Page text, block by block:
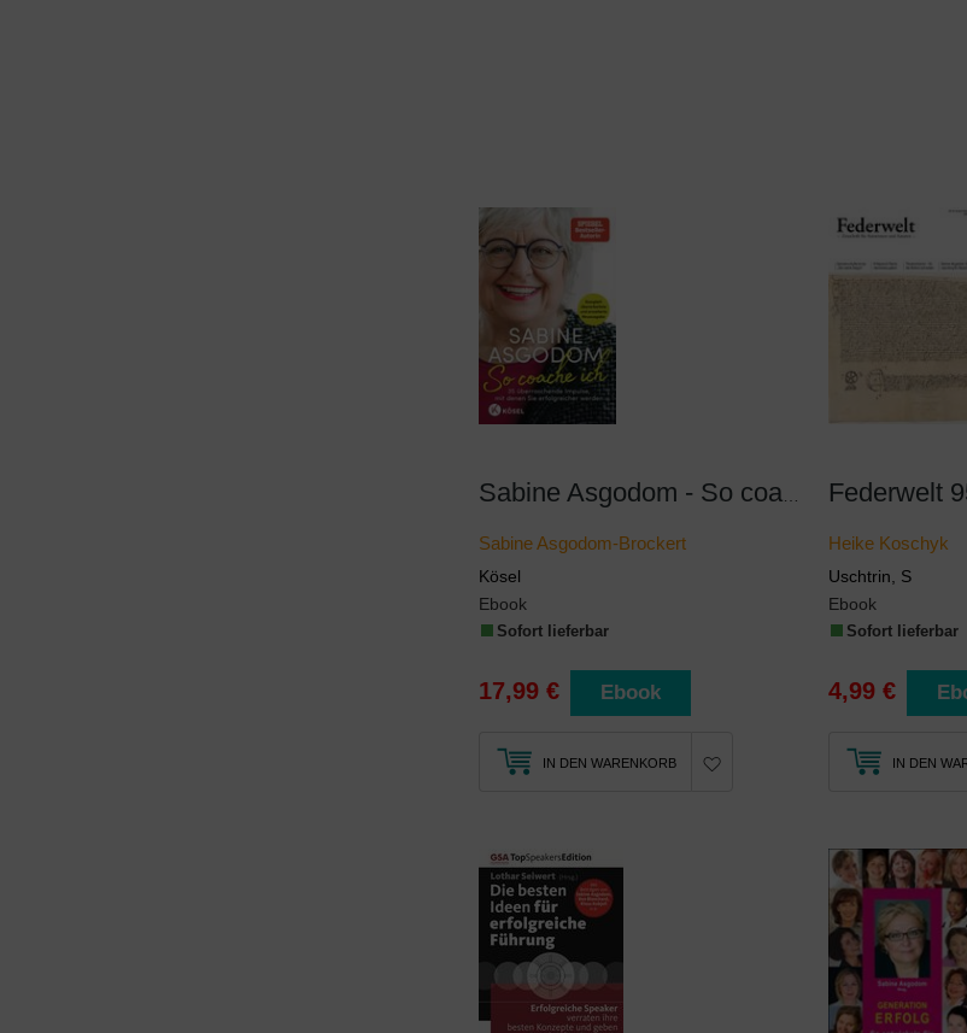
Sabine Asgodom-Brockert
Kösel
Ebook
Sofort lieferbar
17,99 € Ebook
IN DEN WARENKORB
Federwelt
Heike Koschyk
Uschtrin, S
Ebook
Sofort lieferbar
4,99 €
IN DEN